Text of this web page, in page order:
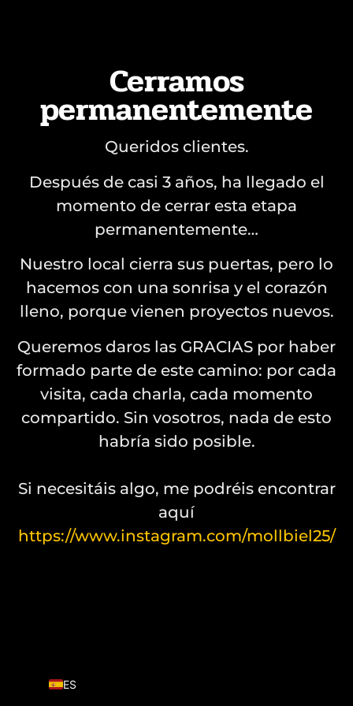
Cerramos
permanentemente
Queridos clientes.
Después de casi 3 años, ha llegado el
momento de cerrar esta etapa
permanentemente…
Nuestro local cierra sus puertas, pero lo
hacemos con una sonrisa y el corazón
lleno, porque vienen proyectos nuevos.
Queremos daros las GRACIAS por haber
formado parte de este camino: por cada
visita, cada charla, cada momento
compartido. Sin vosotros, nada de esto
habría sido posible.
Si necesitáis algo, me podréis encontrar
aquí
https://www.instagram.com/mollbiel25/
ES